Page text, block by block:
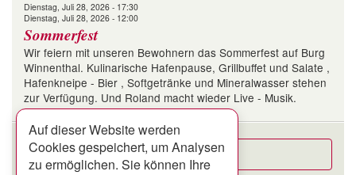
Dienstag, Juli 28, 2026 - 17:30
Dienstag, Juli 28, 2026 - 12:00
Sommerfest
Wir feiern mit unseren Bewohnern das Sommerfest auf Burg
Winnenthal. Kulinarische Hafenpause, Grillbuffet und Salate ,
Hafenkneipe - Bier , Softgetränke und Mineralwasser stehen
zur Verfügung. Und Roland macht wieder Live - Musik.
Alle Termine
Auf dieser Website werden
Cookies gespeichert, um Analysen
zu ermöglichen. Sie können Ihre